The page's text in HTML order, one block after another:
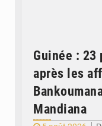
Guinée :
après les
Mandiana